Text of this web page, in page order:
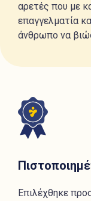
αρετές που με
επαγγελματία
άνθρωπο να
Επιλέχθηκε